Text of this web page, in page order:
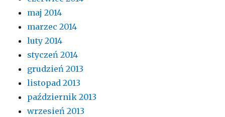
maj 2014
marzec 2014
luty 2014
styczeń 2014
grudzień 2013
listopad 2013
październik 2013
wrzesień 2013